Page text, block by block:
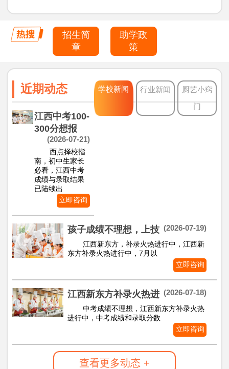
招生简
章
助学政
策
近期动态 学校新闻 行业新闻
厨艺小窍
门
江西中考100-
300分想报
(2026-07-21)
西点择校指
南，初中生家长
必看，江西中考
成绩与录取结果
已陆续出
立即咨询
孩子成绩不理想，上技 (2026-07-19)
江西新东方，补录火热进行中，江西新
东方补录火热进行中，7月以
立即咨询
江西新东方补录火热进 (2026-07-18)
中考成绩不理想，江西新东方补录火热
进行中，中考成绩和录取分数
立即咨询
查看更多动态 +